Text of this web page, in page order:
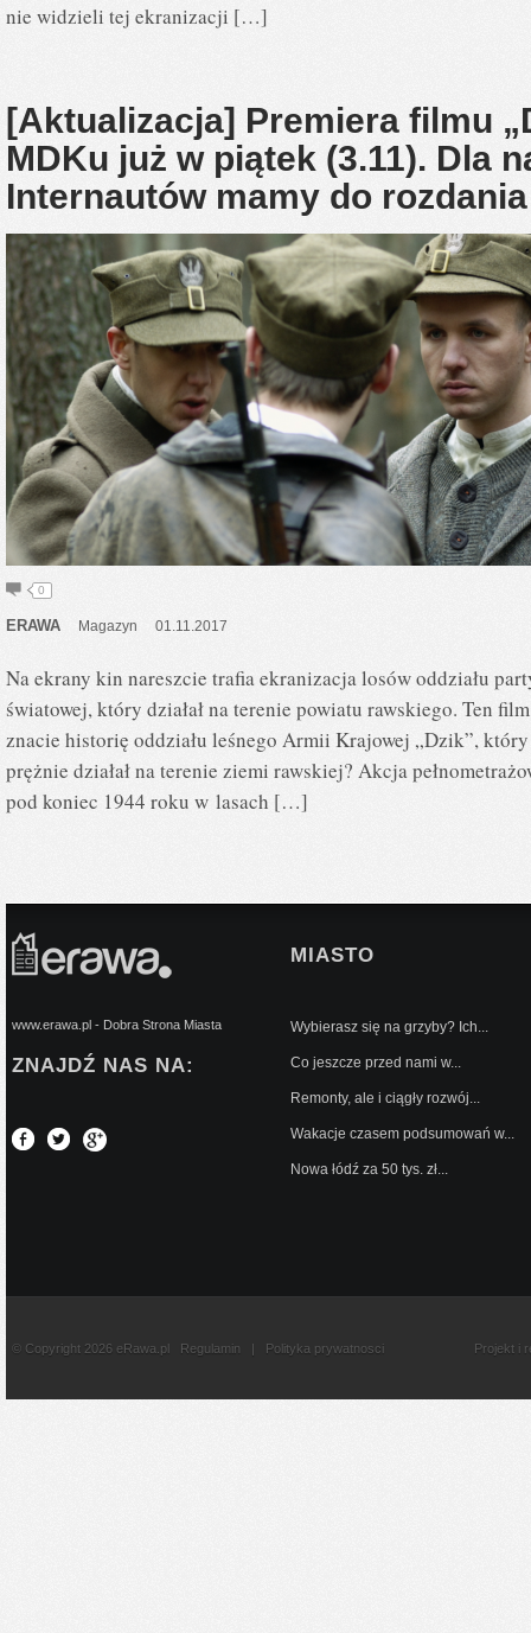
nie widzieli tej ekranizacji […]
[Aktualizacja] Premiera filmu
MDKu już w piątek (3.11). Dla
Internautów mamy do
0
ERAWA Magazyn 01.11.2017
Na ekrany kin nareszcie trafia ekranizacja losów oddziału
światowej, który działał na terenie powiatu rawskiego. Ten
znacie historię oddziału leśnego Armii Krajowej „Dzik”,
prężnie działał na terenie ziemi rawskiej? Akcja
pod koniec 1944 roku w lasach […]
www.erawa.pl - Dobra Strona Miasta
ZNAJDŹ NAS NA:
MIASTO
Wybierasz się na grzyby? Ich...
Co jeszcze przed nami w...
Remonty, ale i ciągły rozwój...
Wakacje czasem podsumowań w...
Nowa łódź za 50 tys. zł...
© Copyright 2026 eRawa.pl Regulamin | Polityka prywatnosci Projekt i